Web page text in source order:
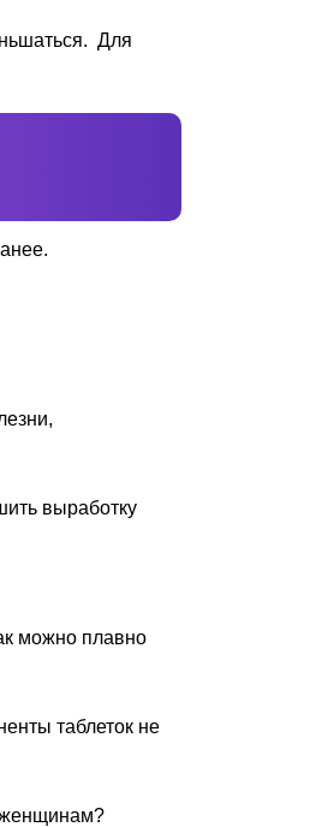
Для
выработку
можно плавно
таблеток не
женщинам?